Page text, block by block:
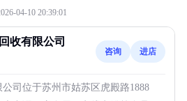
04-10 20:39:01
收有限公司
咨询 进店
司位于苏州市姑苏区虎殿路1888